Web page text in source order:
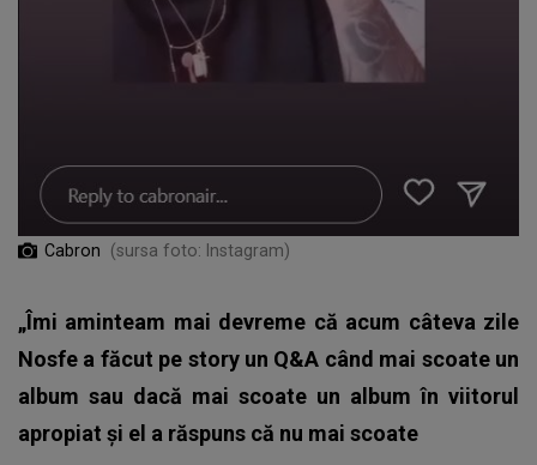
Cabron (sursa foto: Instagram)
„Îmi aminteam mai devreme că acum câteva zile
Nosfe a făcut pe story un Q&A când mai scoate un
album sau dacă mai scoate un album în viitorul
apropiat și el a răspuns că nu mai scoate